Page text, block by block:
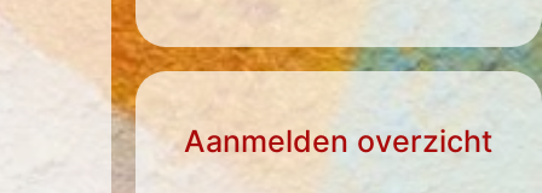
Aanmelden overzicht